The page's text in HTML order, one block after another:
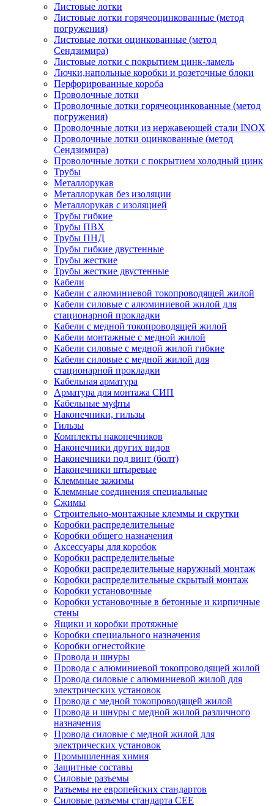
Листовые лотки
Листовые лотки горячеоцинкованные (метод
погружения)
Листовые лотки оцинкованные (метод
Сендзимира)
Листовые лотки с покрытием цинк-ламель
Лючки,напольные коробки и розеточные блоки
Перфорированные короба
Проволочные лотки
Проволочные лотки горячеоцинкованные (метод
погружения)
Проволочные лотки из нержавеющей стали INOX
Проволочные лотки оцинкованные (метод
Сендзимира)
Проволочные лотки с покрытием холодный цинк
Трубы
Металлорукав
Металлорукав без изоляции
Металлорукав с изоляцией
Трубы гибкие
Трубы ПВХ
Трубы ПНД
Трубы гибкие двустенные
Трубы жесткие
Трубы жесткие двустенные
Кабели
Кабели с алюминиевой токопроводящей жилой
Кабели силовые с алюминиевой жилой для
стационарной прокладки
Кабели с медной токопроводящей жилой
Кабели монтажные с медной жилой
Кабели силовые с медной жилой гибкие
Кабели силовые с медной жилой для
стационарной прокладки
Кабельная арматура
Арматура для монтажа СИП
Кабельные муфты
Наконечники, гильзы
Гильзы
Комплекты наконечников
Наконечники других видов
Наконечники под винт (болт)
Наконечники штыревые
Клеммные зажимы
Клеммные соединения специальные
Сжимы
Строительно-монтажные клеммы и скрутки
Коробки распределительные
Коробки общего назначения
Аксессуары для коробок
Коробки распределительные
Коробки распределительные наружный монтаж
Коробки распределительные скрытый монтаж
Коробки установочные
Коробки установочные в бетонные и кирпичные
стены
Ящики и коробки протяжные
Коробки специального назначения
Коробки огнестойкие
Провода и шнуры
Провода с алюминиевой токопроводящей жилой
Провода силовые с алюминиевой жилой для
электрических установок
Провода с медной токопроводящей жилой
Провода и шнуры с медной жилой различного
назначения
Провода силовые с медной жилой для
электрических установок
Промышленная химия
Защитные составы
Силовые разъемы
Разъемы не европейских стандартов
Силовые разъемы стандарта CEE